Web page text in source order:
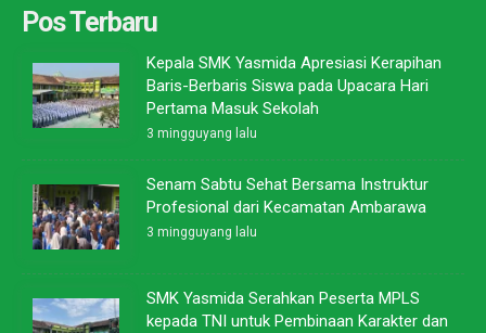
Pos Terbaru
Kepala SMK Yasmida Apresiasi Kerapihan
Baris-Berbaris Siswa pada Upacara Hari
Pertama Masuk Sekolah
3 mingguyang lalu
Senam Sabtu Sehat Bersama Instruktur
Profesional dari Kecamatan Ambarawa
3 mingguyang lalu
SMK Yasmida Serahkan Peserta MPLS
kepada TNI untuk Pembinaan Karakter dan